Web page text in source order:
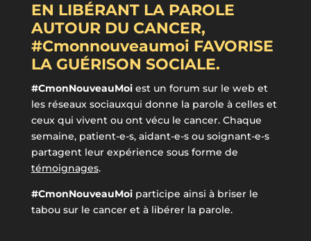
EN LIBÉRANT LA PAROLE
AUTOUR DU CANCER,
#Cmonnouveaumoi FAVORISE
LA GUÉRISON SOCIALE.
#CmonNouveauMoiest un forum sur le web et
les réseaux sociauxqui donne la parole à celles et
ceux qui vivent ou ont vécu le cancer. Chaque
semaine, patient-e-s, aidant-e-s ou soignant-e-s
partagent leur expérience sous forme de
témoignages.
#CmonNouveauMoiparticipe ainsi à briser le
tabou sur le cancer et à libérer la parole.